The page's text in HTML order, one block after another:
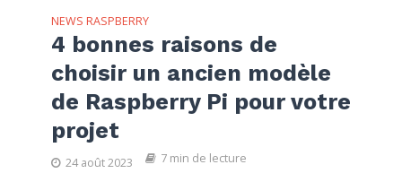
NEWS RASPBERRY
4 bonnes raisons de
choisir un ancien modèle
de Raspberry Pi pour votre
projet
24 août 2023 7 min de lecture